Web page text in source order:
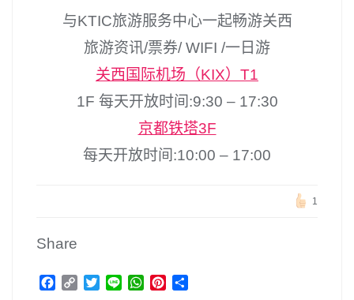
与KTIC旅游服务中心一起畅游关西
旅游资讯/票券/ WIFI /一日游
关西国际机场（KIX）T1
1F 每天开放时间:9:30 – 17:30
京都铁塔3F
每天开放时间:10:00 – 17:00
1
Share
C
W